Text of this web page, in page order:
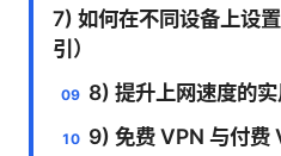
7) 如何在不同设备上设
引）
8) 提升上网速度的
9) 免费 VPN 与付费